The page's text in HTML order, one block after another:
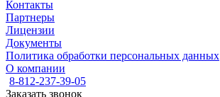
Контакты
Партнеры
Лицензии
Документы
Политика обработки персональных данных
О компании
8-812-237-39-05
Заказать звонок